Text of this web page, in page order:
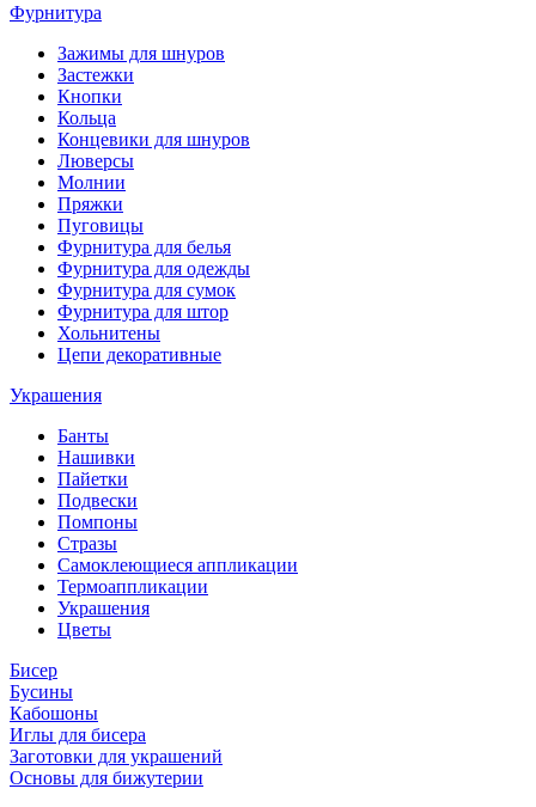
Фурнитура
Зажимы для шнуров
Застежки
Кнопки
Кольца
Концевики для шнуров
Люверсы
Молнии
Пряжки
Пуговицы
Фурнитура для белья
Фурнитура для одежды
Фурнитура для сумок
Фурнитура для штор
Хольнитены
Цепи декоративные
Украшения
Банты
Нашивки
Пайетки
Подвески
Помпоны
Стразы
Самоклеющиеся аппликации
Термоаппликации
Украшения
Цветы
Бисер
Бусины
Кабошоны
Иглы для бисера
Заготовки для украшений
Основы для бижутерии